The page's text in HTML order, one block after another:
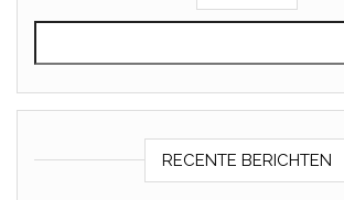
RECENTE BERICHTEN